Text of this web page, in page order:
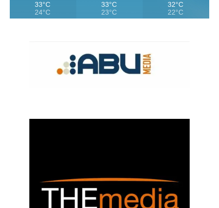
33°C
24°C
33°C
23°C
32°C
22°C